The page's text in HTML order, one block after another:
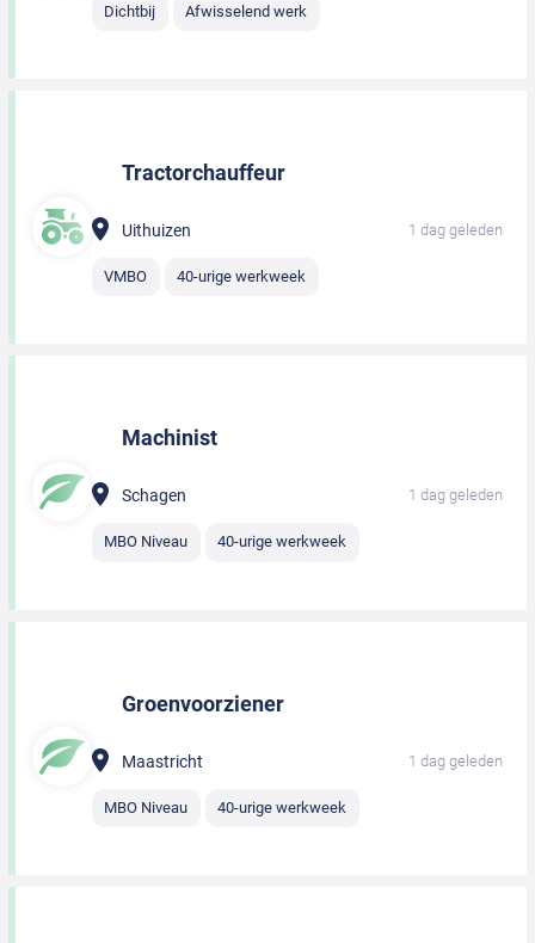
Dichtbij Afwisselend werk
Tractorchauffeur
Uithuizen 1 dag geleden
VMBO 40-urige werkweek
Machinist
Schagen 1 dag geleden
MBO Niveau 40-urige werkweek
Groenvoorziener
Maastricht 1 dag geleden
MBO Niveau 40-urige werkweek